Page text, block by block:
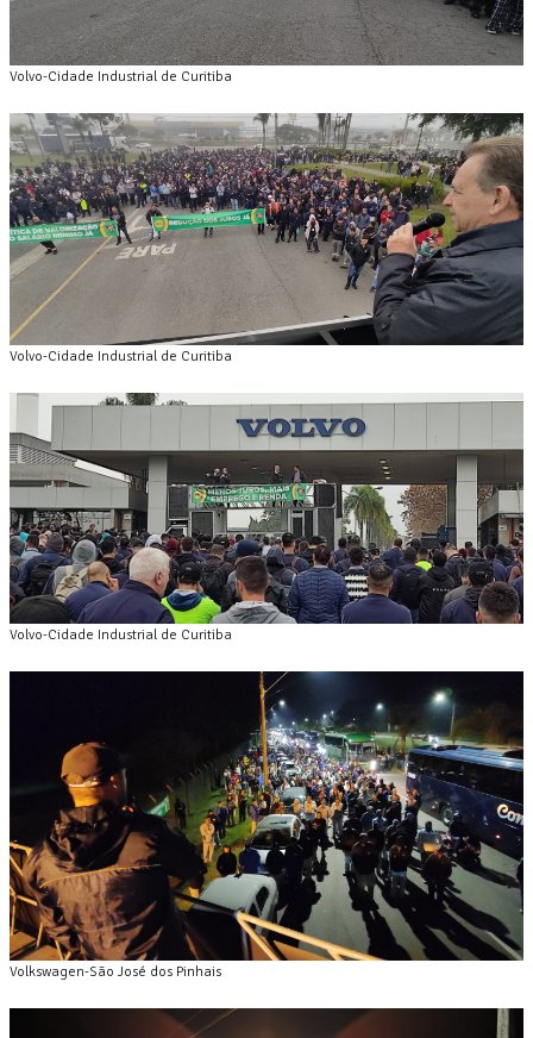
Volvo-Cidade Industrial de Curitiba
Volvo-Cidade Industrial de Curitiba
Volvo-Cidade Industrial de Curitiba
Volkswagen-São José dos Pinhais